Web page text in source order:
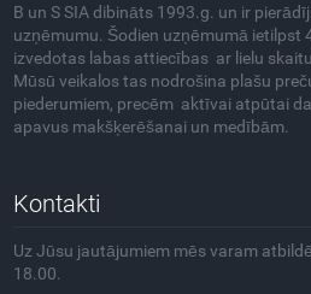
B un S SIA dibināts 1993.g. un ir
uzņēmumu. Šodien uzņēmumā ietilpst
izvedotas labas attiecības ar lielu
Mūsū veikalos tas nodrošina plašu
piederumiem, precēm aktīvai atpūtai
apavus makšķerēšanai un medībām.
Kontakti
Uz Jūsu jautājumiem mēs varam
18.00.